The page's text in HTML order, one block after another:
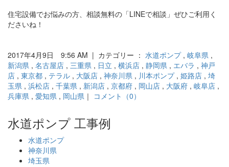
住宅設備でお悩みの方、相談無料の「LINEで相談」ぜひご利用く
ださいね！
2017年4月9日 9:56 AM | カテゴリー ： 水道ポンプ, 岐阜県 ,
新潟県 , 名古屋店 , 三重県 , 日立 , 横浜店 , 静岡県 , エバラ , 神戸
店 , 東京都 , テラル , 大阪店 , 神奈川県 , 川本ポンプ, 姫路店 , 埼
玉県 , 浜松店 , 千葉県 , 新潟店 , 京都府 , 岡山店 , 大阪府 , 岐阜店 ,
兵庫県 , 愛知県 , 岡山県 ｜ コメント（0）
水道ポンプ 工事例
水道ポンプ
神奈川県
埼玉県